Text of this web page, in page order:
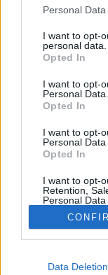
Please note that
not limited to your
grant or deny
use your data for
consent section.
Personal
I want to opt-
personal data.
Opted In
I want to opt-
Personal Data.
Opted In
I want to opt-
Personal Data
Opted In
I want to opt-
Retention,
Personal
Purposes for
Opted Out
Data Deletion
Hírek
Megosztás